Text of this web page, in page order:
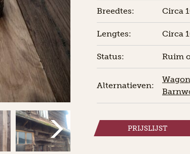
Breedtes: Circa
Lengtes: Circa
Status: Ruim
Alternatieven:
PRIJSLIJST